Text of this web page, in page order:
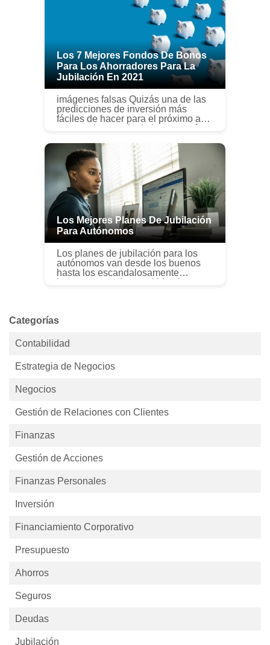
Los 7 Mejores Fondos De Bonos
Para Los Ahorradores Para La
Jubilación En 2021
imágenes falsas Quizás una de las
predicciones de inversión más
fáciles de hacer para el próximo año
es que el mercado de bonos será un
significar un momento frust...
Los Mejores Planes De Jubilación
Para Autónomos
Los planes de jubilación para los
autónomos van desde los buenos
hasta los escandalosamente
buenos, y puede permitirle ahorrar
Categorías
Contabilidad
Estrategia de Negocios
Negocios
Gestión de Relaciones con Clientes
Finanzas
Gestión de Acciones
Finanzas Personales
Inversión
Financiamiento Corporativo
Presupuesto
Ahorros
Seguros
Deudas
Jubilación